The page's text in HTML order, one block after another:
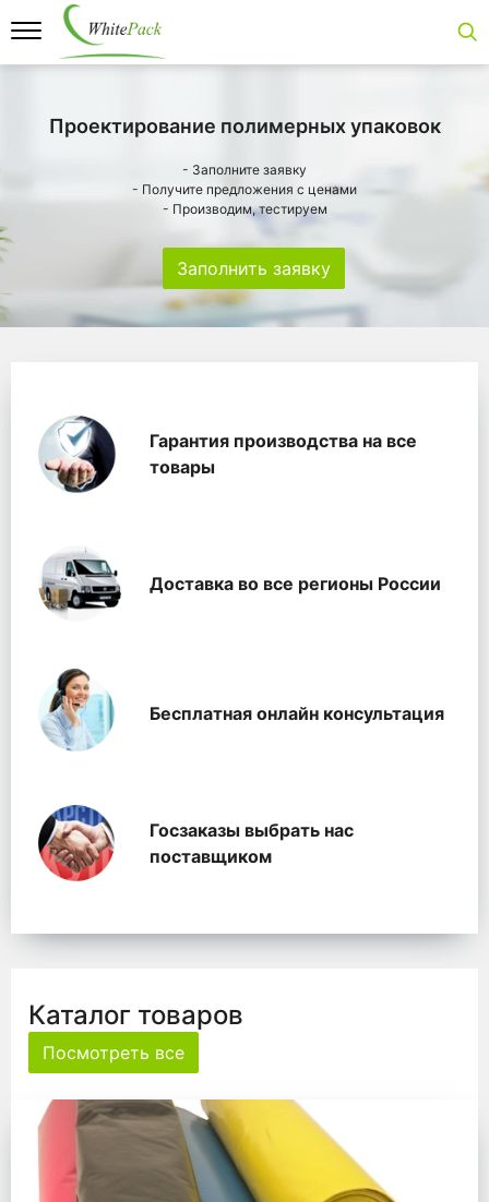
Проектирование полимерных упаковок
- Заполните заявку
- Получите предложения с ценами
- Производим, тестируем
Заполнить заявку
WhitePackГарантия производства на все
товары
Доставка во все регионы России
Бесплатная онлайн консультация
Госзаказы выбрать нас
поставщиком
Каталог товаров
Посмотреть все